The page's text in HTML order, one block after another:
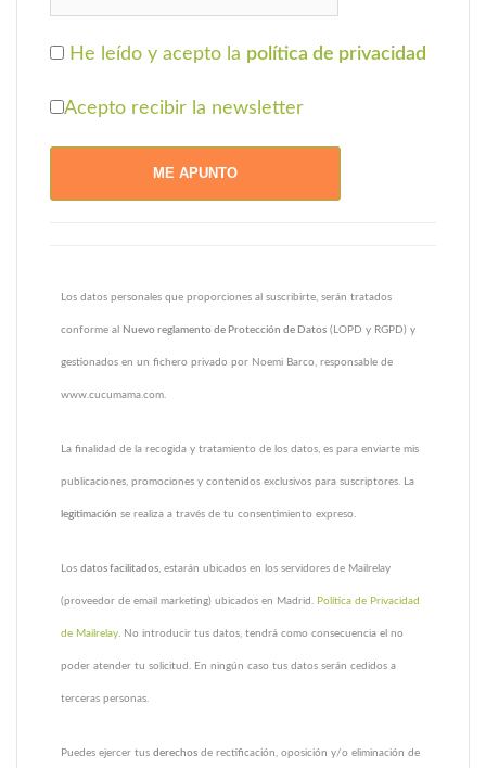
He leído y acepto la política de privacidad
Acepto recibir la newsletter
Los datos personales que proporciones al suscribirte, serán tratados
conforme al Nuevo reglamento de Protección de Datos (LOPD y RGPD) y
gestionados en un fichero privado por Noemi Barco, responsable de
www.cucumama.com.
La finalidad de la recogida y tratamiento de los datos, es para enviarte mis
publicaciones, promociones y contenidos exclusivos para suscriptores. La
legitimación se realiza a través de tu consentimiento expreso.
Los datos facilitados , estarán ubicados en los servidores de Mailrelay
(proveedor de email marketing) ubicados en Madrid. Política de Privacidad
de Mailrelay . No introducir tus datos, tendrá como consecuencia el no
poder atender tu solicitud. En ningún caso tus datos serán cedidos a
terceras personas.
Puedes ejercer tus derechos de rectificación, oposición y/o eliminación de